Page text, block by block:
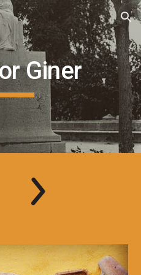
Skip to navigation
Giner